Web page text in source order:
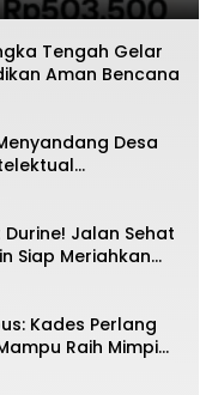
Tengah Gelar
Aman Bencana
Desa
Jalan Sehat
Siap Meriahkan
Kades Perlang
Raih Mimpi